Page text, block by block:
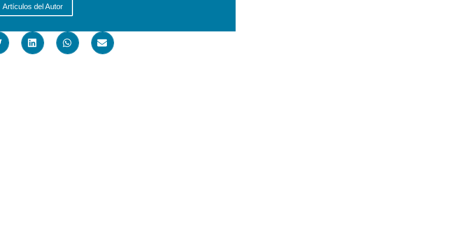
Artículos del Autor